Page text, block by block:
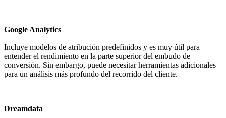
Google Analytics
Incluye modelos de atribución predefinidos y es muy útil para
entender el rendimiento en la parte superior del embudo de
conversión. Sin embargo, puede necesitar herramientas adicionales
para un análisis más profundo del recorrido del cliente.
Dreamdata